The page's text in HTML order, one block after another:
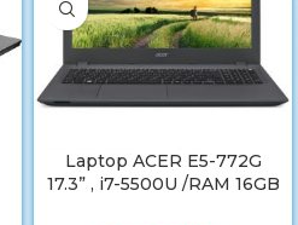
Laptop ACER E5-772G
17.3” , i7-5500U /RAM 16GB